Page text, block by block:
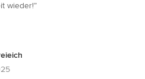
wieder!”